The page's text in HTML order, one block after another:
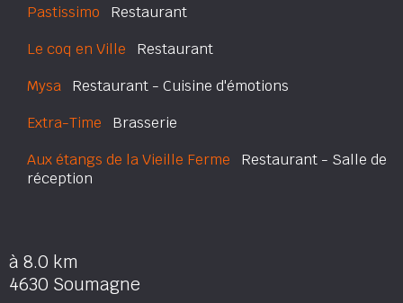
Pastissimo Restaurant
Le coq en Ville Restaurant
Mysa Restaurant - Cuisine d'émotions
Extra-Time Brasserie
Aux étangs de la Vieille Ferme Restaurant - Salle de
réception
à 8.0 km
4630 Soumagne